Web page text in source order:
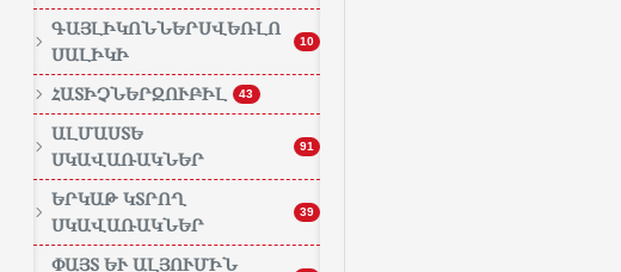
ԳԱՅԼԻԿՈՆՆԵՐՍՎԵՌԼՈ
ՍԱԼԻԿԻ
10
ՀԱՏԻՉՆԵՐԶՈՒԲԻԼ 43
ԱԼՄԱՍՏԵ
ՍԿԱՎԱՌԱԿՆԵՐ
91
ԵՐԿԱԹ ԿՏՐՈՂ
ՍԿԱՎԱՌԱԿՆԵՐ
39
ՓԱՅՏ ԵՒ ԱԼՅՈՒՄԻՆ Կ